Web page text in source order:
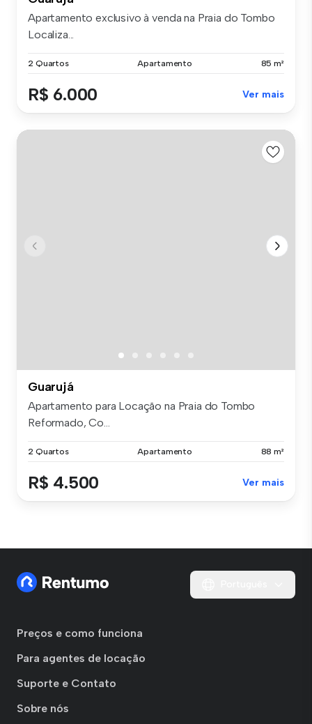
Apartamento exclusivo à venda na Praia do Tombo
Localiza...
2 Quartos Apartamento 85 m²
R$ 6.000 Ver mais
Guarujá
Apartamento para Locação na Praia do Tombo
Reformado, Co...
2 Quartos Apartamento 88 m²
R$ 4.500 Ver mais
Preços e como funciona
Para agentes de locação
Suporte e Contato
Sobre nós